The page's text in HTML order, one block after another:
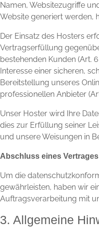
Namen, Websitezugriffe
Website generiert werden,
Der Einsatz des Hosters
Vertragserfüllung
bestehenden Kunden (Art.
Interesse einer sicheren,
Bereitstellung unseres
professionellen Anbieter
Unser Hoster wird Ihre
dies zur Erfüllung seiner
und unsere Weisungen in
Abschluss eines
Um die
gewährleisten, haben wir
Auftragsverarbeitung mit
3. Allgemeine